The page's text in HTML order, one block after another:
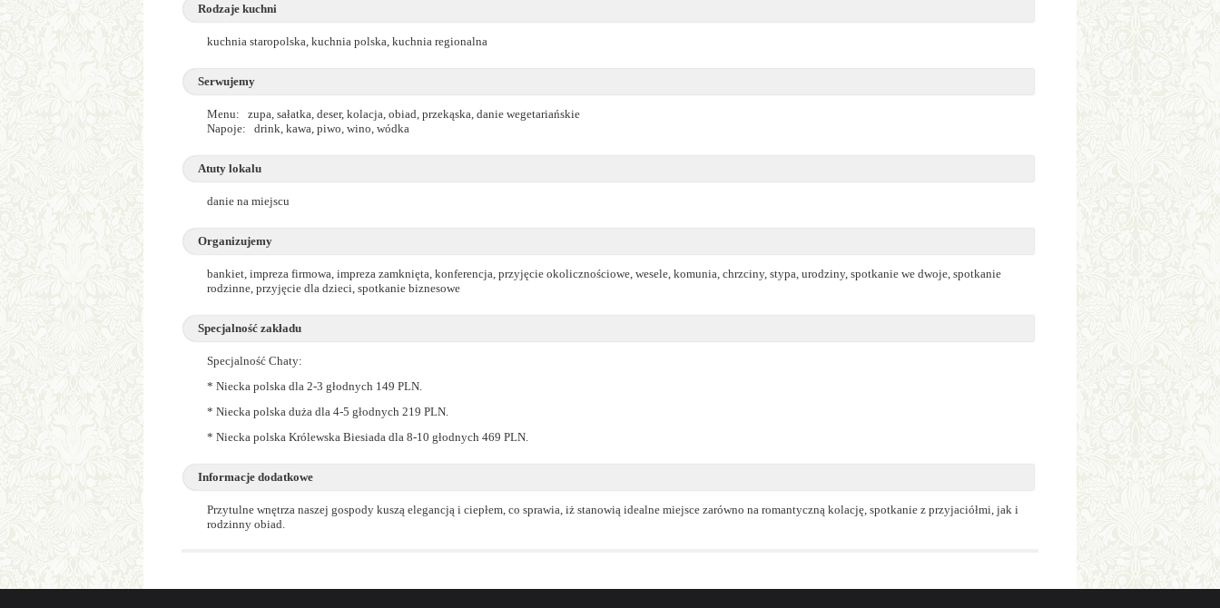
Rodzaje kuchni
kuchnia staropolska, kuchnia polska, kuchnia regionalna
Serwujemy
Menu: zupa, sałatka, deser, kolacja, obiad, przekąska, danie wegetariańskie
Napoje: drink, kawa, piwo, wino, wódka
Atuty lokalu
danie na miejscu
Organizujemy
bankiet, impreza firmowa, impreza zamknięta, konferencja, przyjęcie okolicznościowe, wesele, komunia, chrzciny, stypa, urodziny, spotkanie we dwoje, spotkanie
rodzinne, przyjęcie dla dzieci, spotkanie biznesowe
Specjalność zakładu
Specjalność Chaty:
* Niecka polska dla 2-3 głodnych 149 PLN.
* Niecka polska duża dla 4-5 głodnych 219 PLN.
* Niecka polska Królewska Biesiada dla 8-10 głodnych 469 PLN.
Informacje dodatkowe
Przytulne wnętrza naszej gospody kuszą elegancją i ciepłem, co sprawia, iż stanowią idealne miejsce zarówno na romantyczną kolację, spotkanie z przyjaciółmi, jak i
rodzinny obiad.